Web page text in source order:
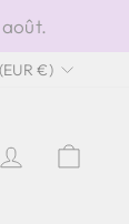
€)
SE